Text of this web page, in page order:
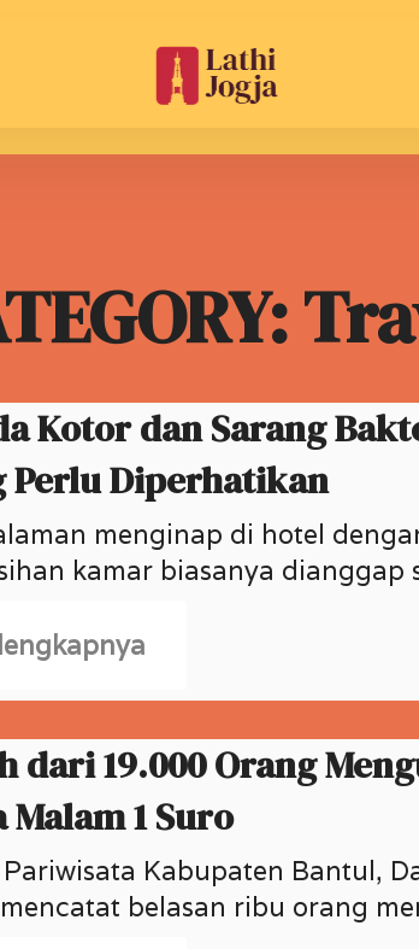
Kotor dan Sarang
Perlu Diperhatikan
menginap di hotel
kamar biasanya dianggap
dari 19.000 Orang
Malam 1 Suro
Pariwisata Kabupaten Bantul,
mencatat belasan ribu orang